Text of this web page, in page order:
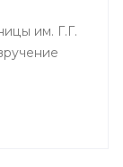
им. Г.Г.